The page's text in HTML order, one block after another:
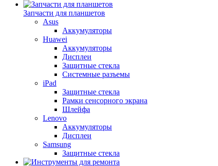
Запчасти для планшетов
Asus
Аккумуляторы
Huawei
Аккумуляторы
Дисплеи
Защитные стекла
Системные разъемы
iPad
Защитные стекла
Рамки сенсорного экрана
Шлейфа
Lenovo
Аккумуляторы
Дисплеи
Samsung
Защитные стекла